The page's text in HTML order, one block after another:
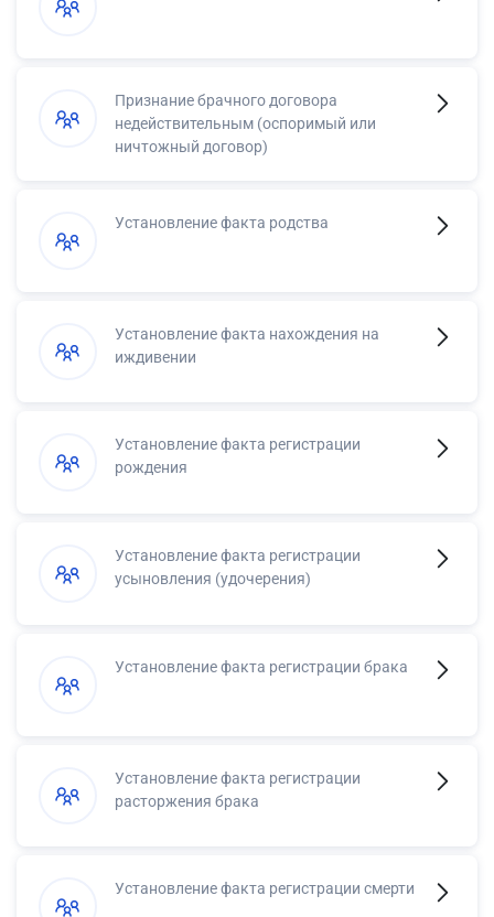
Признание брачного договора
недействительным (оспоримый или
ничтожный договор)
Установление факта родства
Установление факта нахождения на
иждивении
Установление факта регистрации
рождения
Установление факта регистрации
усыновления (удочерения)
Установление факта регистрации брака
Установление факта регистрации
расторжения брака
Установление факта регистрации смерти